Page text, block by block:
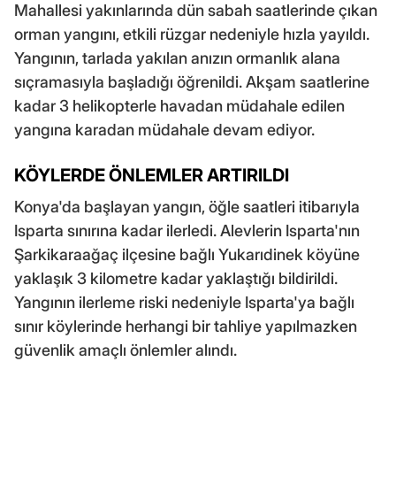
Mahallesi yakınlarında dün sabah saatlerinde çıkan
orman yangını, etkili rüzgar nedeniyle hızla yayıldı.
Yangının, tarlada yakılan anızın ormanlık alana
sıçramasıyla başladığı öğrenildi. Akşam saatlerine
kadar 3 helikopterle havadan müdahale edilen
yangına karadan müdahale devam ediyor.
KÖYLERDE ÖNLEMLER ARTIRILDI
Konya'da başlayan yangın, öğle saatleri itibarıyla
Isparta sınırına kadar ilerledi. Alevlerin Isparta'nın
Şarkikaraağaç ilçesine bağlı Yukarıdinek köyüne
yaklaşık 3 kilometre kadar yaklaştığı bildirildi.
Yangının ilerleme riski nedeniyle Isparta'ya bağlı
sınır köylerinde herhangi bir tahliye yapılmazken
güvenlik amaçlı önlemler alındı.